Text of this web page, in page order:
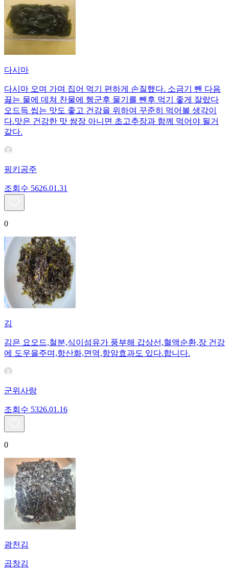
다시마
다시마 오며 가며 집어 먹기 편하게 손질했다. 소금기 뺀 다음
끓는 물에 데쳐 찬물에 헹군후 물기를 뺀후 먹기 좋게 잘랐다
오드득 씹는 맛도 좋고 건강을 위하여 꾸준히 먹어볼 생각이
다.맛은 건강한 맛 쌈장 아니면 초고추장과 함께 먹어야 될거
같다.
핑키공주
조회수 5626.01.31
0
김
김은 요오드,철분,식이섬유가 풍부해 갑상선,혈액순환,장 건강
에 도우을주며,항산화,면역,항암효과도 있다.합니다.
군위사랑
조회수 5326.01.16
0
광천김
곱창김